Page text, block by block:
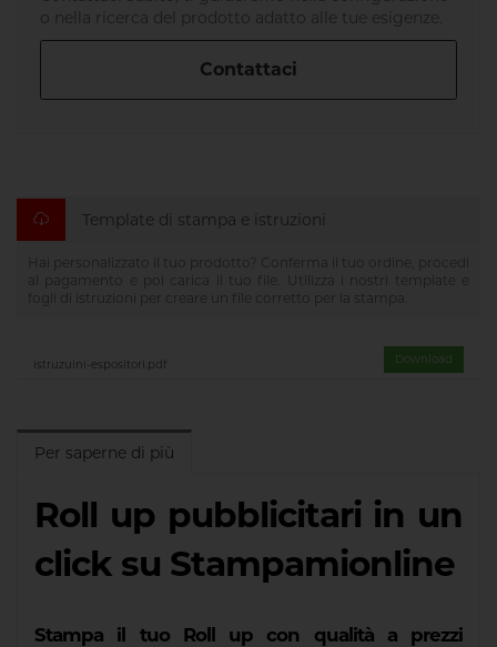
o nella ricerca del prodotto adatto alle tue esigenze.
Contattaci
Template di stampa e istruzioni
Hai personalizzato il tuo prodotto? Conferma il tuo ordine, procedi
al pagamento e poi carica il tuo file. Utilizza i nostri template e
fogli di istruzioni per creare un file corretto per la stampa.
istruzuini-espositori.pdf Download
Per saperne di più
Roll up pubblicitari in un
click su Stampamionline
Stampa il tuo Roll up con qualità a prezzi